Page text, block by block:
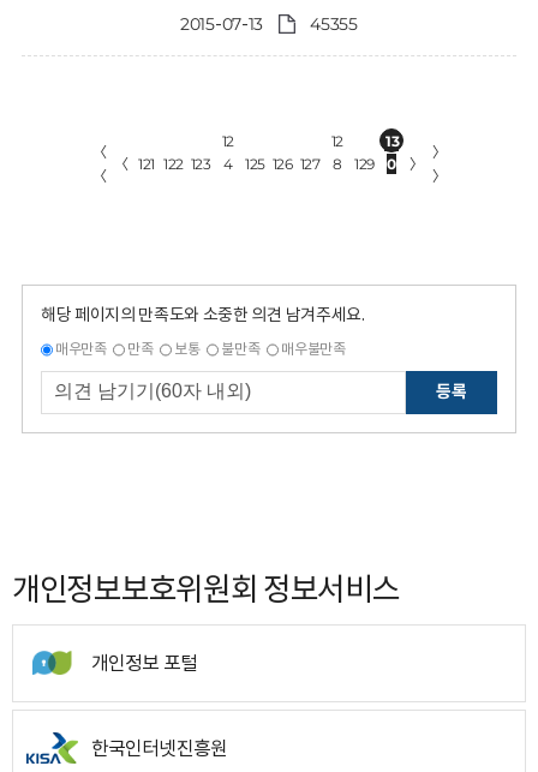
2015-07-13 45355
〈
〈
〈 121 122 123
12
4
125 126 127
12
8
129
13
0
〉
〉
〉
해당 페이지의 만족도와 소중한 의견 남겨주세요.
매우만족 만족 보통 불만족 매우불만족
등록
개인정보보호위원회 정보서비스
개인정보 포털
한국인터넷진흥원